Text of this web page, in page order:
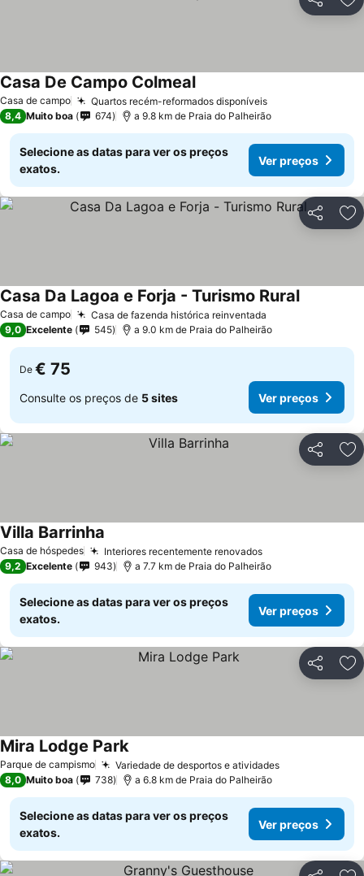
Partilhar
Casa de campo Quartos recém-reformados disponíveis
Casa De Campo Colmeal
8,4 Muito boa 674 a 9.8 km de Praia do Palheirão
Selecione as datas para ver os preços
exatos.
Ver preços
Partilhar
Casa de campo Casa de fazenda histórica reinventada
Casa Da Lagoa e Forja - Turismo Rural
9,0 Excelente 545 a 9.0 km de Praia do Palheirão
De € 75
Consulte os preços de 5 sites Ver preços
Partilhar
Casa de hóspedes Interiores recentemente renovados
Villa Barrinha
9,2 Excelente 943 a 7.7 km de Praia do Palheirão
Selecione as datas para ver os preços
exatos.
Ver preços
Partilhar
Parque de campismo Variedade de desportos e atividades
Mira Lodge Park
8,0 Muito boa 738 a 6.8 km de Praia do Palheirão
Selecione as datas para ver os preços
exatos.
Ver preços